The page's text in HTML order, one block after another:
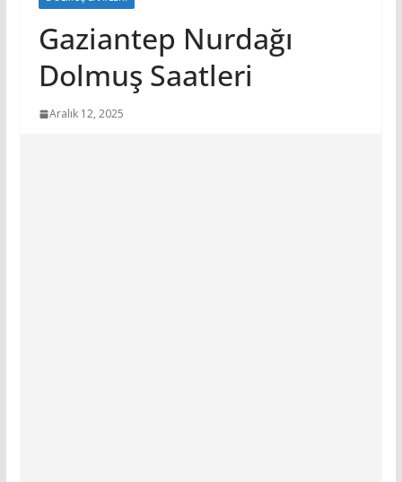
Gaziantep Nurdağı
Dolmuş Saatleri
Aralık 12, 2025